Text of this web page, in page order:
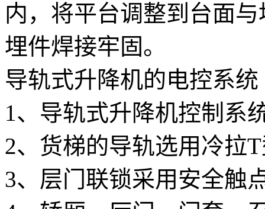
内，将平台调整到台面
埋件焊接牢固。
导轨式升降机的电控系统
1、导轨式升降机控制系
2、货梯的导轨选用冷拉
3、层门联锁采用安全触